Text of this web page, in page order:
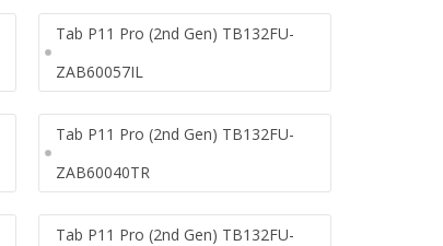
Tab P11 Pro (2nd Gen) TB132FU-
ZAB60057IL
Tab P11 Pro (2nd Gen) TB132FU-
ZAB60040TR
Tab P11 Pro (2nd Gen) TB132FU-